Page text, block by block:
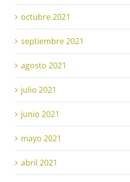
octubre 2021
septiembre 2021
agosto 2021
julio 2021
junio 2021
mayo 2021
abril 2021